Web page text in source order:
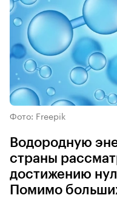
Фото: Freepik
Водородную
страны
достижению
Помимо